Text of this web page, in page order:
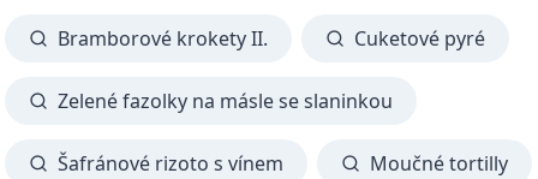
Bramborové krokety II. Cuketové pyré
Zelené fazolky na másle se slaninkou
Šafránové rizoto s vínem Moučné tortilly